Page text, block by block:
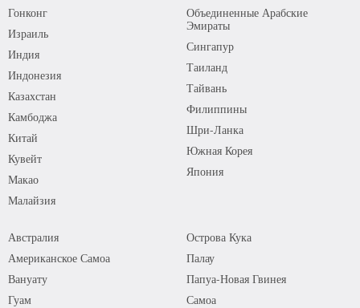
Гонконг
Израиль
Индия
Индонезия
Казахстан
Камбоджа
Китай
Кувейт
Макао
Малайзия
Объединенные Арабские
Эмираты
Сингапур
Таиланд
Тайвань
Филиппины
Шри-Ланка
Южная Корея
Япония
Австралия
Американское Самоа
Вануату
Гуам
Острова Кука
Палау
Папуа-Новая Гвинея
Самоа